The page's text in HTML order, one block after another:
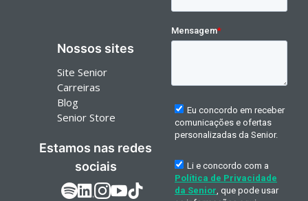
Nossos sites
Site Senior
Carreiras
Blog
Senior Store
Estamos nas redes
sociais